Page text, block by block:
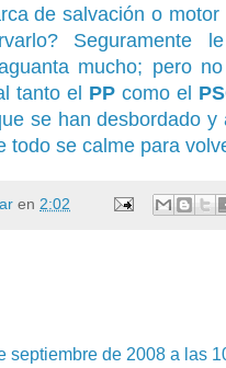
de salvación o
mucho; pero
tanto el PP como el
se han desbordado
todo se calme para
en 2:02
septiembre de 2008 a las